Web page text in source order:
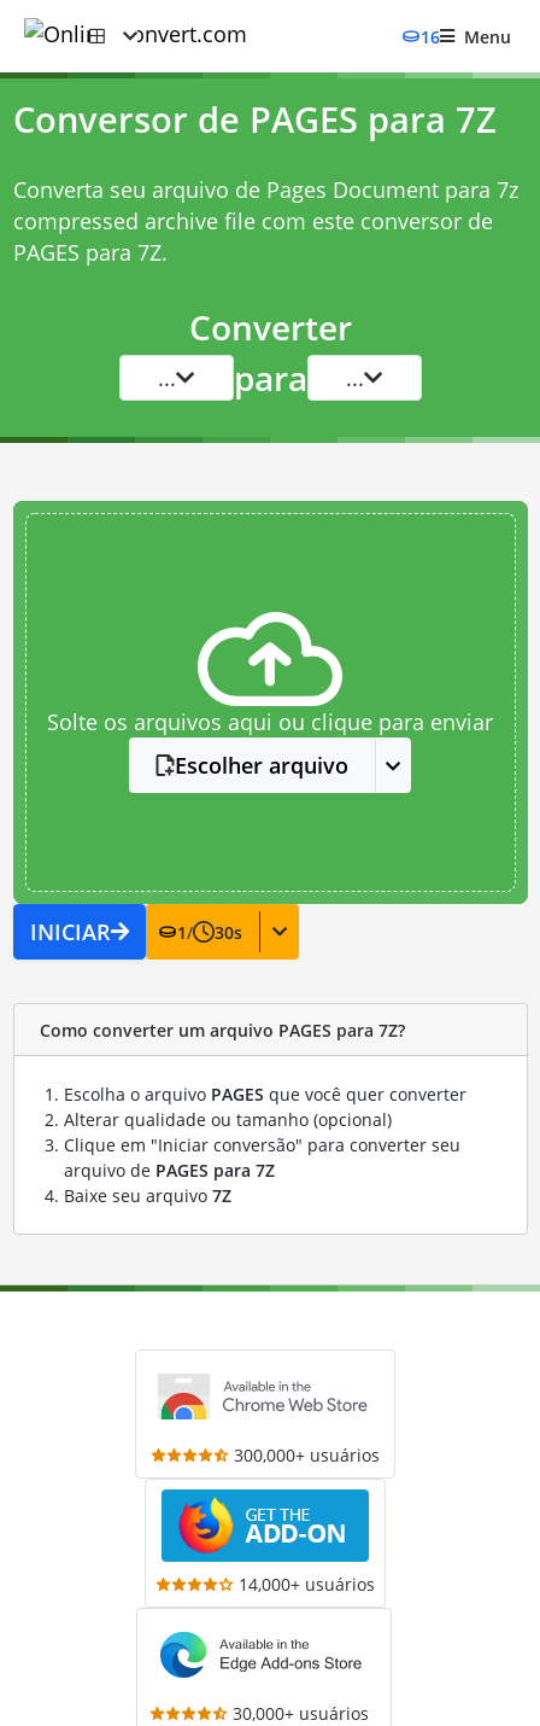
16 Menu
Conversor de PAGES para 7Z
Converta seu arquivo de Pages Document para 7z
compressed archive file com este conversor de
PAGES para 7Z.
Converter
... para ...
Solte os arquivos aqui ou clique para enviar
Escolher arquivo
INICIAR 1/ 30s
Como converter um arquivo PAGES para 7Z?
Escolha o arquivo PAGES que você quer converter
Alterar qualidade ou tamanho (opcional)
Clique em "Iniciar conversão" para converter seu
arquivo de PAGES para 7Z
Baixe seu arquivo 7Z
300,000+ usuários
14,000+ usuários
30,000+ usuários